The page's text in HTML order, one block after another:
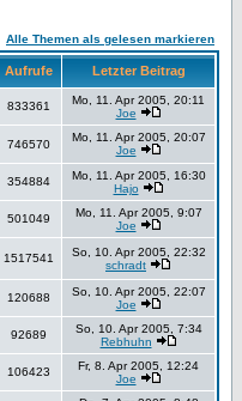
Alle Themen als gelesen markieren
Aufrufe Letzter Beitrag
833361
Mo, 11. Apr 2005, 20:11
Joe
746570
Mo, 11. Apr 2005, 20:07
Joe
354884
Mo, 11. Apr 2005, 16:30
Hajo
501049
Mo, 11. Apr 2005, 9:07
Joe
1517541
So, 10. Apr 2005, 22:32
schradt
120688
So, 10. Apr 2005, 22:07
Joe
92689
So, 10. Apr 2005, 7:34
Rebhuhn
106423
Fr, 8. Apr 2005, 12:24
Joe